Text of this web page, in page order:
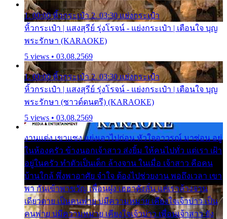
1. 00:00 หิ้วกระเป๋า 2. 03:30 แย่งกระเป๋า
หิ้วกระเป๋า | แสงสุรีย์ รุ่งโรจน์ - แย่งกระเป๋า | เตือนใจ บุญ
พระรักษา (KARAOKE)
5 views • 03.08.2569
1. 00:00 หิ้วกระเป๋า 2. 03:30 แย่งกระเป๋า
หิ้วกระเป๋า | แสงสุรีย์ รุ่งโรจน์ - แย่งกระเป๋า | เตือนใจ บุญ
พระรักษา (ซาวด์ดนตรี) (KARAOKE)
5 views • 03.08.2569
งานแต่ง เขาแซง แย่งเอาไปก่อน หัวใจอาวรณ์ มาซ่อน อยู่
ในห้องครัว ข้างนอกเจ้าสาว ส่งยิ้ม ให้คนไปทั่ว แต่เรา เฝ้า
อยู่ในครัว ทำตัวเป็นเด็ก ล้างจาน ในเมื่อ เจ้าสาว คือคน
บ้านใกล้ พึ่งพาอาศัย จำใจ ต้องไปช่วยงาน พอถึงเวลา เขา
พา กันเข้าพาขวัญ เพื่อนฝูง เฮฮาดังลั่น แต่เราล้างจาน
เดียวดาย เป็นคนพ่าย บ่มีความหมาย เคียงใจเจ้าบ่าว เป็น
คนพ่าย บ่มีความหมาย เคียงใจเจ้าบ่าว เพื่อนเจ้าสาว ยัง